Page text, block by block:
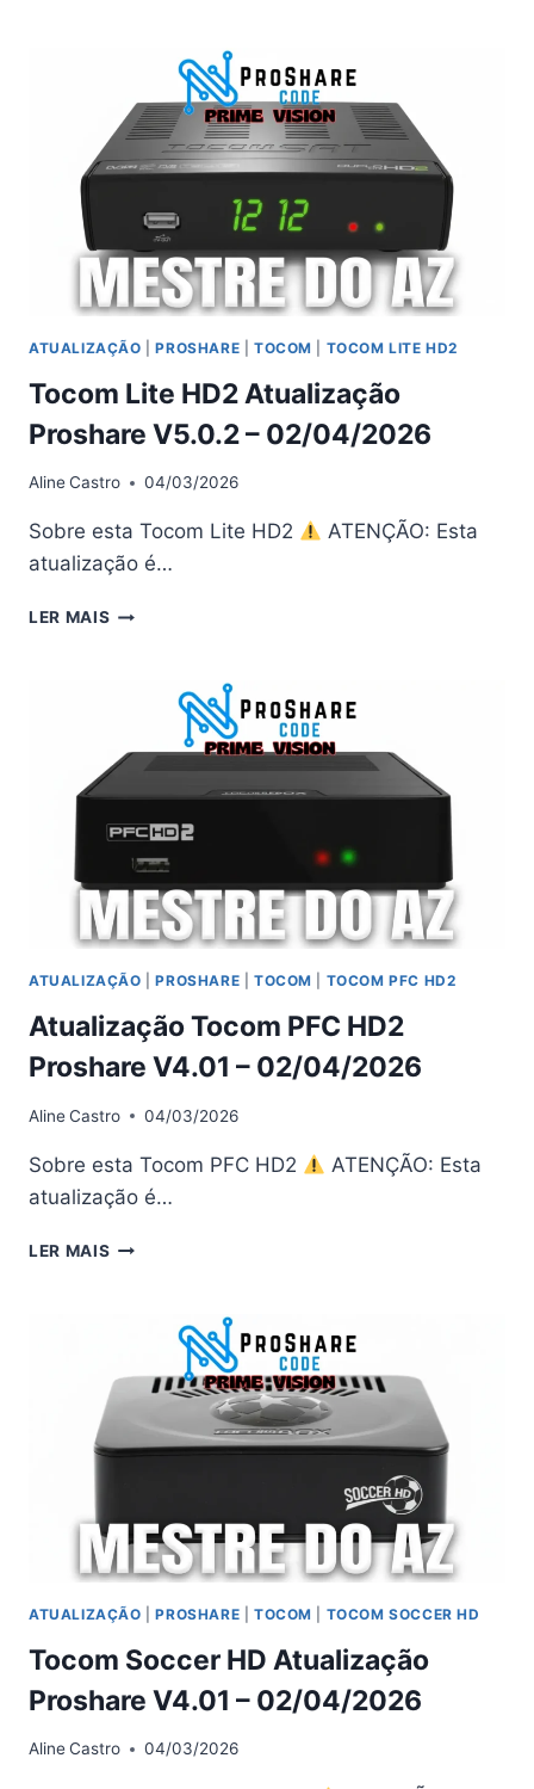
ATUALIZAÇÃO
PROSHARE
V4.01
–
02/04/2026
ATUALIZAÇÃO |PROSHARE TOCOM TOCOM LITE HD2
Tocom Lite HD2 Atualização
Proshare V5.0.2 – 02/04/2026
AlineCastro 04/03/2026
Sobre esta Tocom Lite HD2
ATENÇÃO: Esta
atualização é…
LER MAIS TOCOM
ATUALIZAÇÃO
PROSHARE
–
02/04/2026
ATUALIZAÇÃO |PROSHARE TOCOM TOCOM PFC HD2
Atualização Tocom PFC HD2
Proshare V4.01 – 02/04/2026
AlineCastro 04/03/2026
Sobre esta Tocom PFC HD2
ATENÇÃO: Esta
atualização é…
LER MAIS ATUALIZAÇÃO
PROSHARE
–
02/04/2026
ATUALIZAÇÃO |PROSHARE TOCOM TOCOM SOCCER HD
Tocom Soccer HD Atualização
Proshare V4.01 – 02/04/2026
AlineCastro 04/03/2026